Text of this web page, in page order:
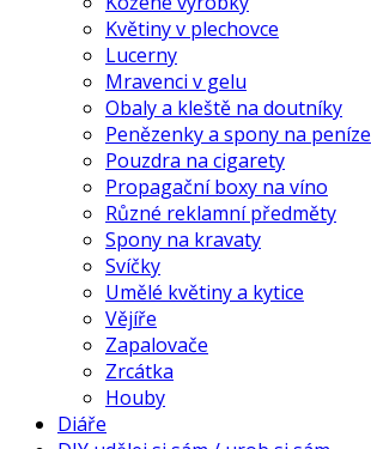
Květiny v plechovce
Lucerny
Mravenci v gelu
Obaly a kleště na doutníky
Penězenky a spony na peníze
Pouzdra na cigarety
Propagační boxy na víno
Různé reklamní předměty
Spony na kravaty
Svíčky
Umělé květiny a kytice
Vějíře
Zapalovače
Zrcátka
Houby
Diáře